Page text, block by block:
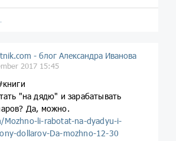
- блог Александра Иванова
2017 15:45
"на дядю" и зарабатывать
Да, можно.
li-rabotat-na-dyadyu-i-
dollarov-Da-mozhno-12-30